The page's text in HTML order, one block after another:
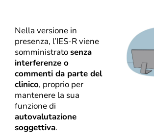
Nella versione in
presenza, l’IES-R viene
somministratosenza
interferenze o
commenti da parte del
clinico, proprio per
mantenere la sua
funzione di
autovalutazione
soggettiva.